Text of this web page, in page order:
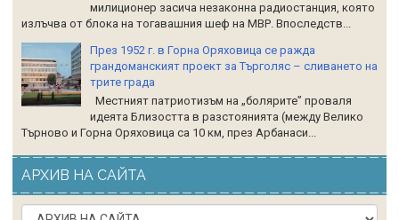
милиционер засича незаконна радиостанция, която
излъчва от блока на тогавашния шеф на МВР. Впоследств...
През 1952 г. в Горна Оряховица се ражда
грандоманският проект за Търголяс – сливането на
трите града
Местният патриотизъм на „болярите” проваля
идеята Близостта в разстоянията (между Велико
Търново и Горна Оряховица са 10 км, през Арбанаси...
АРХИВ НА САЙТА